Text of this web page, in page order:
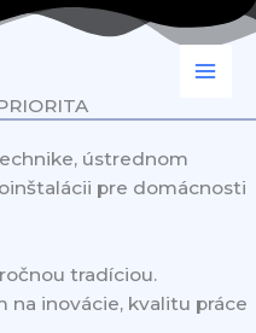
ústrednom
pre domácnosti
tradíciou.
na inovácie, kvalitu práce